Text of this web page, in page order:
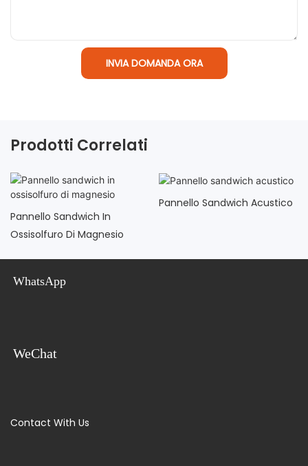
INVIA DOMANDA ORA
Prodotti Correlati
Pannello Sandwich In
Ossisolfuro Di Magnesio
Pannello Sandwich Acustico
WhatsApp
WeChat
Contact With Us